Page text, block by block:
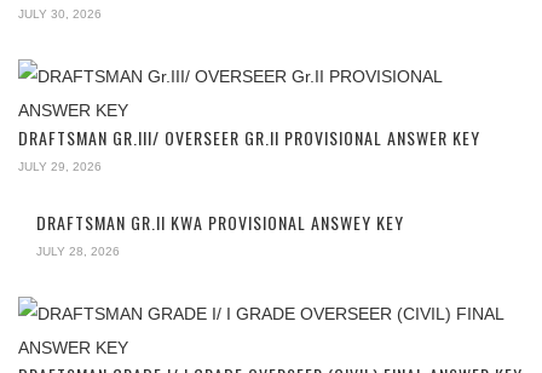
JULY 30, 2026
DRAFTSMAN GR.III/ OVERSEER GR.II PROVISIONAL ANSWER KEY
JULY 29, 2026
DRAFTSMAN GR.II KWA PROVISIONAL ANSWEY KEY
JULY 28, 2026